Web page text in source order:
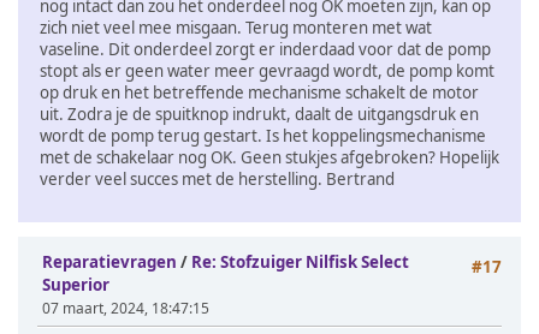
nog intact dan zou het onderdeel nog OK moeten zijn, kan op
zich niet veel mee misgaan. Terug monteren met wat
vaseline. Dit onderdeel zorgt er inderdaad voor dat de pomp
stopt als er geen water meer gevraagd wordt, de pomp komt
op druk en het betreffende mechanisme schakelt de motor
uit. Zodra je de spuitknop indrukt, daalt de uitgangsdruk en
wordt de pomp terug gestart. Is het koppelingsmechanisme
met de schakelaar nog OK. Geen stukjes afgebroken? Hopelijk
verder veel succes met de herstelling. Bertrand
#17
Reparatievragen / Re: Stofzuiger Nilfisk Select
Superior
07 maart, 2024, 18:47:15